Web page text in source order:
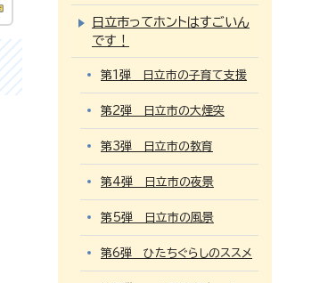
日立市ってホントはすごいん
です！
第1弾 日立市の子育て支援
第2弾 日立市の大煙突
第3弾 日立市の教育
第4弾 日立市の夜景
第5弾 日立市の風景
第6弾 ひたちぐらしのススメ